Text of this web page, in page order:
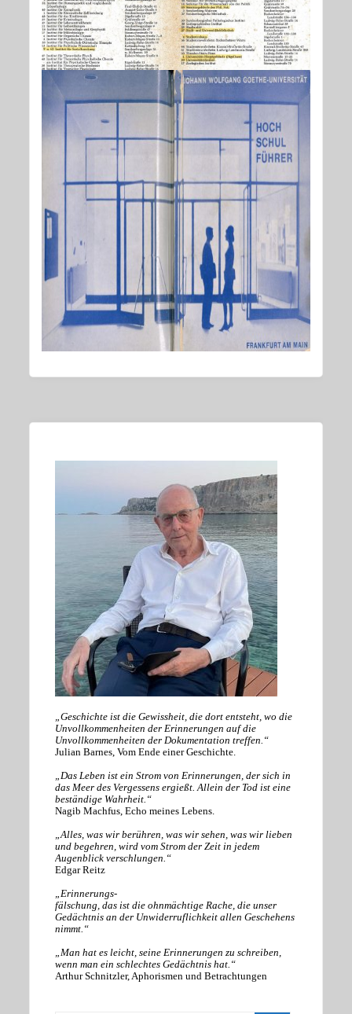
„Geschichte ist die Gewissheit, die dort entsteht, wo die
Unvollkommenheiten der Erinnerungen auf die
Unvollkommenheiten der Dokumentation treffen.“
Julian Barnes, Vom Ende einer Geschichte.
„Das Leben ist ein Strom von Erinnerungen, der sich in
das Meer des Vergessens ergießt. Allein der Tod ist eine
beständige Wahrheit.“
Nagib Machfus, Echo meines Lebens.
„Alles, was wir berühren, was wir sehen, was wir lieben
und begehren, wird vom Strom der Zeit in jedem
Augenblick verschlungen.“
Edgar Reitz
„Erinnerungs-
fälschung, das ist die ohnmächtige Rache, die unser
Gedächtnis an der Unwiderruflichkeit allen Geschehens
nimmt.“
„Man hat es leicht, seine Erinnerungen zu schreiben,
wenn man ein schlechtes Gedächtnis hat.“
Arthur Schnitzler, Aphorismen und Betrachtungen